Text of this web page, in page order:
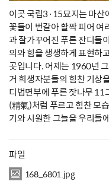
이곳 국립3·15묘지는 마산
꽃들이 번갈아 활짝 피어 여
과 잘가꾸어진 푸른 잔디들
의와 힘을 생생하게 표현하
곳입니다. 어제는 1960년
거 희생자분들의 힘찬 기상
디법면부에 푸른 잣나무 11
(精氣)처럼 푸르고 힘찬 모
기와 시원한 그늘을 우리들
파일
168_6801.jpg